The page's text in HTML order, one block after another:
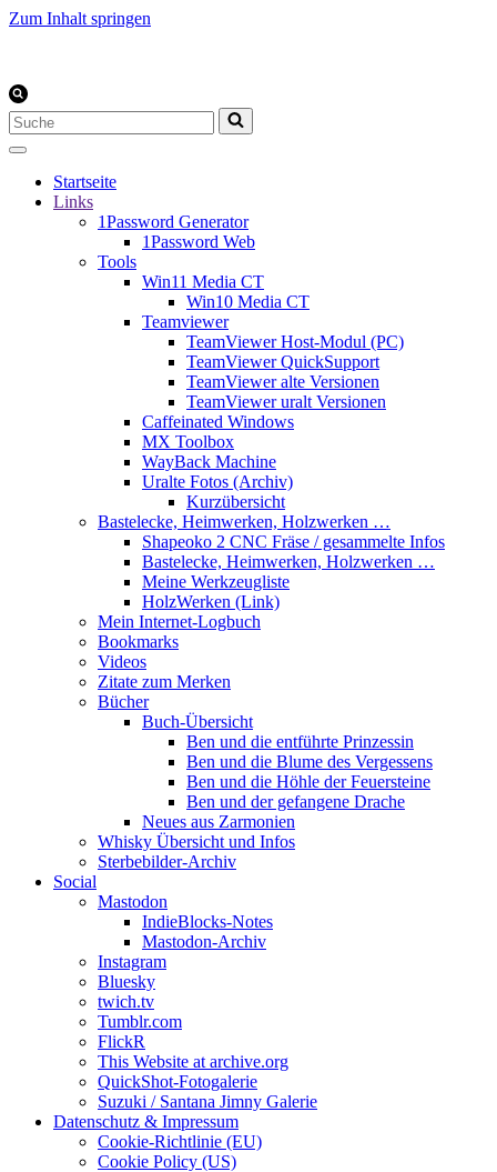
Zum Inhalt springen
Suchen
nach …
Startseite
Links
1Password Generator
1Password Web
Tools
Win11 Media CT
Win10 Media CT
Teamviewer
TeamViewer Host-Modul (PC)
TeamViewer QuickSupport
TeamViewer alte Versionen
TeamViewer uralt Versionen
Caffeinated Windows
MX Toolbox
WayBack Machine
Uralte Fotos (Archiv)
Kurzübersicht
Bastelecke, Heimwerken, Holzwerken …
Shapeoko 2 CNC Fräse / gesammelte Infos
Bastelecke, Heimwerken, Holzwerken …
Meine Werkzeugliste
HolzWerken (Link)
Mein Internet-Logbuch
Bookmarks
Videos
Zitate zum Merken
Bücher
Buch-Übersicht
Ben und die entführte Prinzessin
Ben und die Blume des Vergessens
Ben und die Höhle der Feuersteine
Ben und der gefangene Drache
Neues aus Zarmonien
Whisky Übersicht und Infos
Sterbebilder-Archiv
Social
Mastodon
IndieBlocks-Notes
Mastodon-Archiv
Instagram
Bluesky
twich.tv
Tumblr.com
FlickR
This Website at archive.org
QuickShot-Fotogalerie
Suzuki / Santana Jimny Galerie
Datenschutz & Impressum
Cookie-Richtlinie (EU)
Cookie Policy (US)